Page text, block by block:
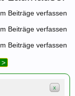
Beiträge verfassen
Beiträge verfassen
Beiträge verfassen
>
x